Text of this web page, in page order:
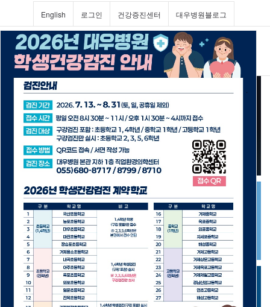
English 로그인 건강증진센터 대우병원블로그
진료과 및 의료진소개
고객의 소리